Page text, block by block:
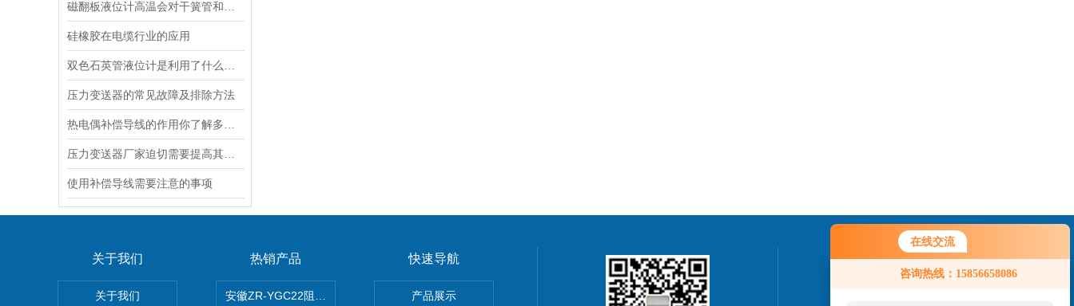
在线交流
咨询热线：15856658086
硅橡胶在电缆行业的应用
压力变送器的常见故障及排除方法
使用补偿导线需要注意的事项
关于我们
关于我们
热销产品
安徽ZR-YGC22阻燃硅橡胶电缆唐山厂家价格
快速导航
产品展示
联系我们